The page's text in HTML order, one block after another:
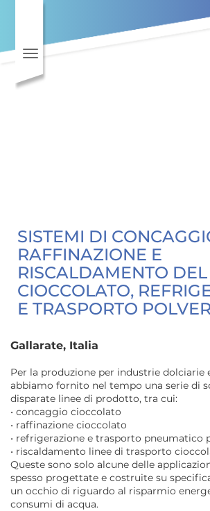
Toggle navigation
SISTEMI DI
RAFFINAZIONE E
RISCALDAMENTO DEL
CIOCCOLATO,
E TRASPORTO
Gallarate, Italia
Per la produzione per industrie dolciarie
abbiamo fornito nel tempo una serie di
disparate linee di prodotto, tra cui:
• concaggio cioccolato
• raffinazione cioccolato
• refrigerazione e trasporto pneumatico
• riscaldamento linee di trasporto
Queste sono solo alcune delle
spesso progettate e costruite su
un occhio di riguardo al risparmio
consumi di acqua.